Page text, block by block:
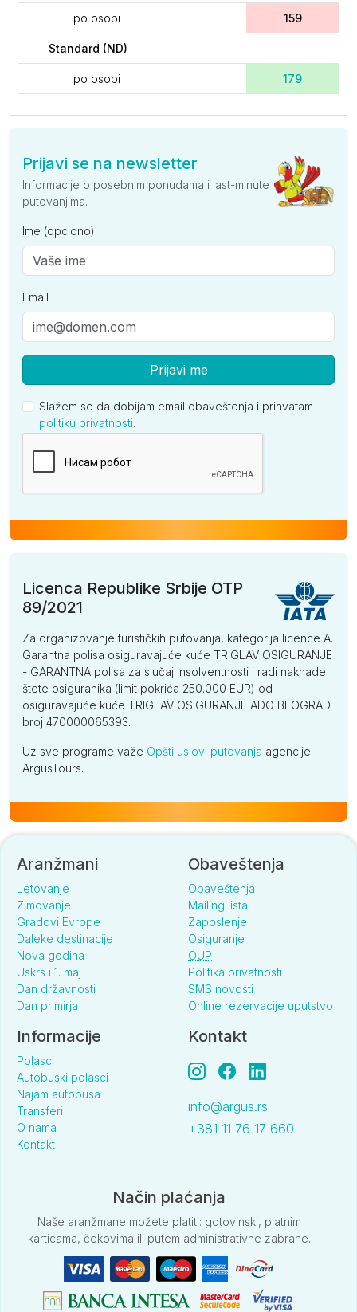
po osobi 159
Standard (ND)
po osobi 179
Prijavi se na newsletter
Informacije o posebnim ponudama i last-minute
putovanjima.
Ime (opciono)
Email
Prijavi me
Slažem se da dobijam email obaveštenja i prihvatam
politiku privatnosti.
Licenca Republike Srbije OTP
89/2021
Za organizovanje turističkih putovanja, kategorija licence A.
Garantna polisa osiguravajuće kuće TRIGLAV OSIGURANJE
- GARANTNA polisa za slučaj insolventnosti i radi naknade
štete osiguranika (limit pokrića 250.000 EUR) od
osiguravajuće kuće TRIGLAV OSIGURANJE ADO BEOGRAD
broj 470000065393.
Uz sve programe važe Opšti uslovi putovanja agencije
ArgusTours.
Aranžmani
Letovanje
Zimovanje
Gradovi Evrope
Daleke destinacije
Nova godina
Uskrs i 1. maj
Dan državnosti
Dan primirja
Obaveštenja
Obaveštenja
Mailing lista
Zaposlenje
Osiguranje
OUP
Politika privatnosti
SMS novosti
Online rezervacije uputstvo
Informacije
Polasci
Autobuski polasci
Najam autobusa
Transferi
O nama
Kontakt
Kontakt
info@argus.rs
+381 11 76 17 660
Način plaćanja
Naše aranžmane možete platiti: gotovinski, platnim
karticama, čekovima ili putem administrativne zabrane.